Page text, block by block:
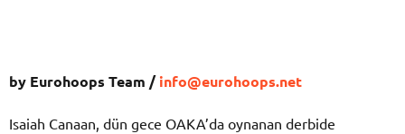
by Eurohoops Team /info@eurohoops.net
Isaiah Canaan, dün gece OAKA’da oynanan derbide